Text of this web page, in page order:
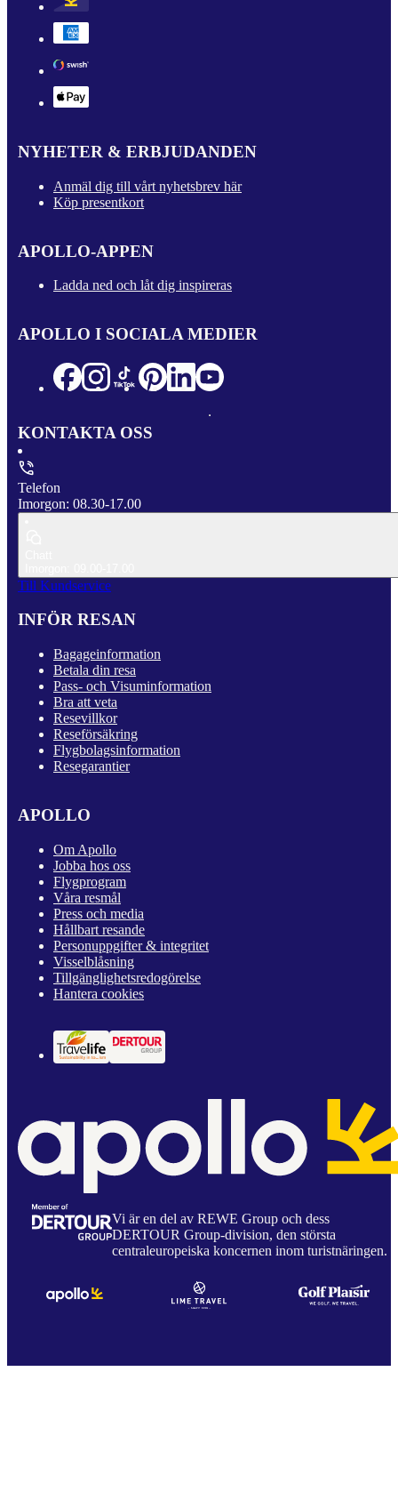
NYHETER & ERBJUDANDEN
Anmäl dig till vårt nyhetsbrev här
Köp presentkort
APOLLO-APPEN
Ladda ned och låt dig inspireras
APOLLO I SOCIALA MEDIER
KONTAKTA OSS
Telefon
Imorgon: 08.30-17.00
Till Kundservice
INFÖR RESAN
Bagageinformation
Betala din resa
Pass- och Visuminformation
Bra att veta
Resevillkor
Reseförsäkring
Flygbolagsinformation
Resegarantier
APOLLO
Om Apollo
Jobba hos oss
Flygprogram
Våra resmål
Press och media
Hållbart resande
Personuppgifter & integritet
Visselblåsning
Tillgänglighetsredogörelse
Hantera cookies
Vi är en del av REWE Group och dess
DERTOUR Group-division, den största
centraleuropeiska koncernen inom turistnäringen.